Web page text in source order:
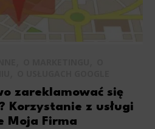
zareklamować się
Korzystanie z usługi
Moja Firma